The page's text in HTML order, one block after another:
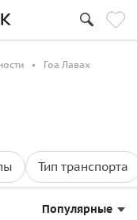
Гоа Лавах
Тип транспорта
Популярные